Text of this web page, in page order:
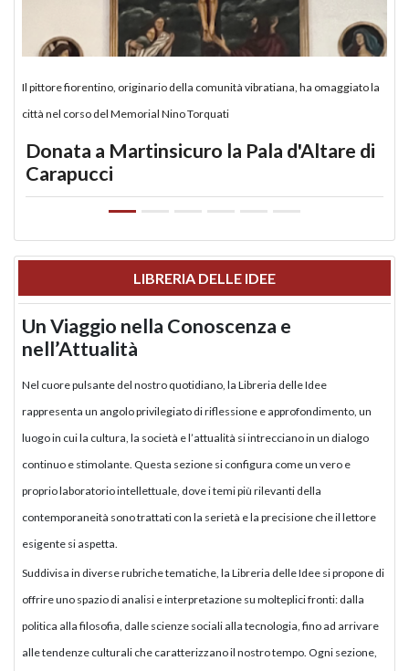
Il pittore fiorentino, originario della comunità vibratiana, ha omaggiato la
città nel corso del Memorial Nino Torquati
Donata a Martinsicuro la Pala d'Altare di
Carapucci
LIBRERIA DELLE IDEE
Un Viaggio nella Conoscenza e
nell’Attualità
Nel cuore pulsante del nostro quotidiano, la Libreria delle Idee
rappresenta un angolo privilegiato di riflessione e approfondimento, un
luogo in cui la cultura, la società e l’attualità si intrecciano in un dialogo
continuo e stimolante. Questa sezione si configura come un vero e
proprio laboratorio intellettuale, dove i temi più rilevanti della
contemporaneità sono trattati con la serietà e la precisione che il lettore
esigente si aspetta.
Suddivisa in diverse rubriche tematiche, la Libreria delle Idee si propone di
offrire uno spazio di analisi e interpretazione su molteplici fronti: dalla
politica alla filosofia, dalle scienze sociali alla tecnologia, fino ad arrivare
alle tendenze culturali che caratterizzano il nostro tempo. Ogni sezione,